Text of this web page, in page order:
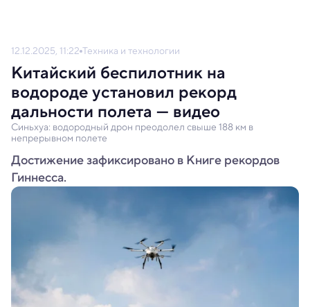
12.12.2025, 11:22 Техника и технологии
Китайский беспилотник на
водороде установил рекорд
дальности полета — видео
Синьхуа: водородный дрон преодолел свыше 188 км в
непрерывном полете
Достижение зафиксировано в Книге рекордов
Гиннесса.